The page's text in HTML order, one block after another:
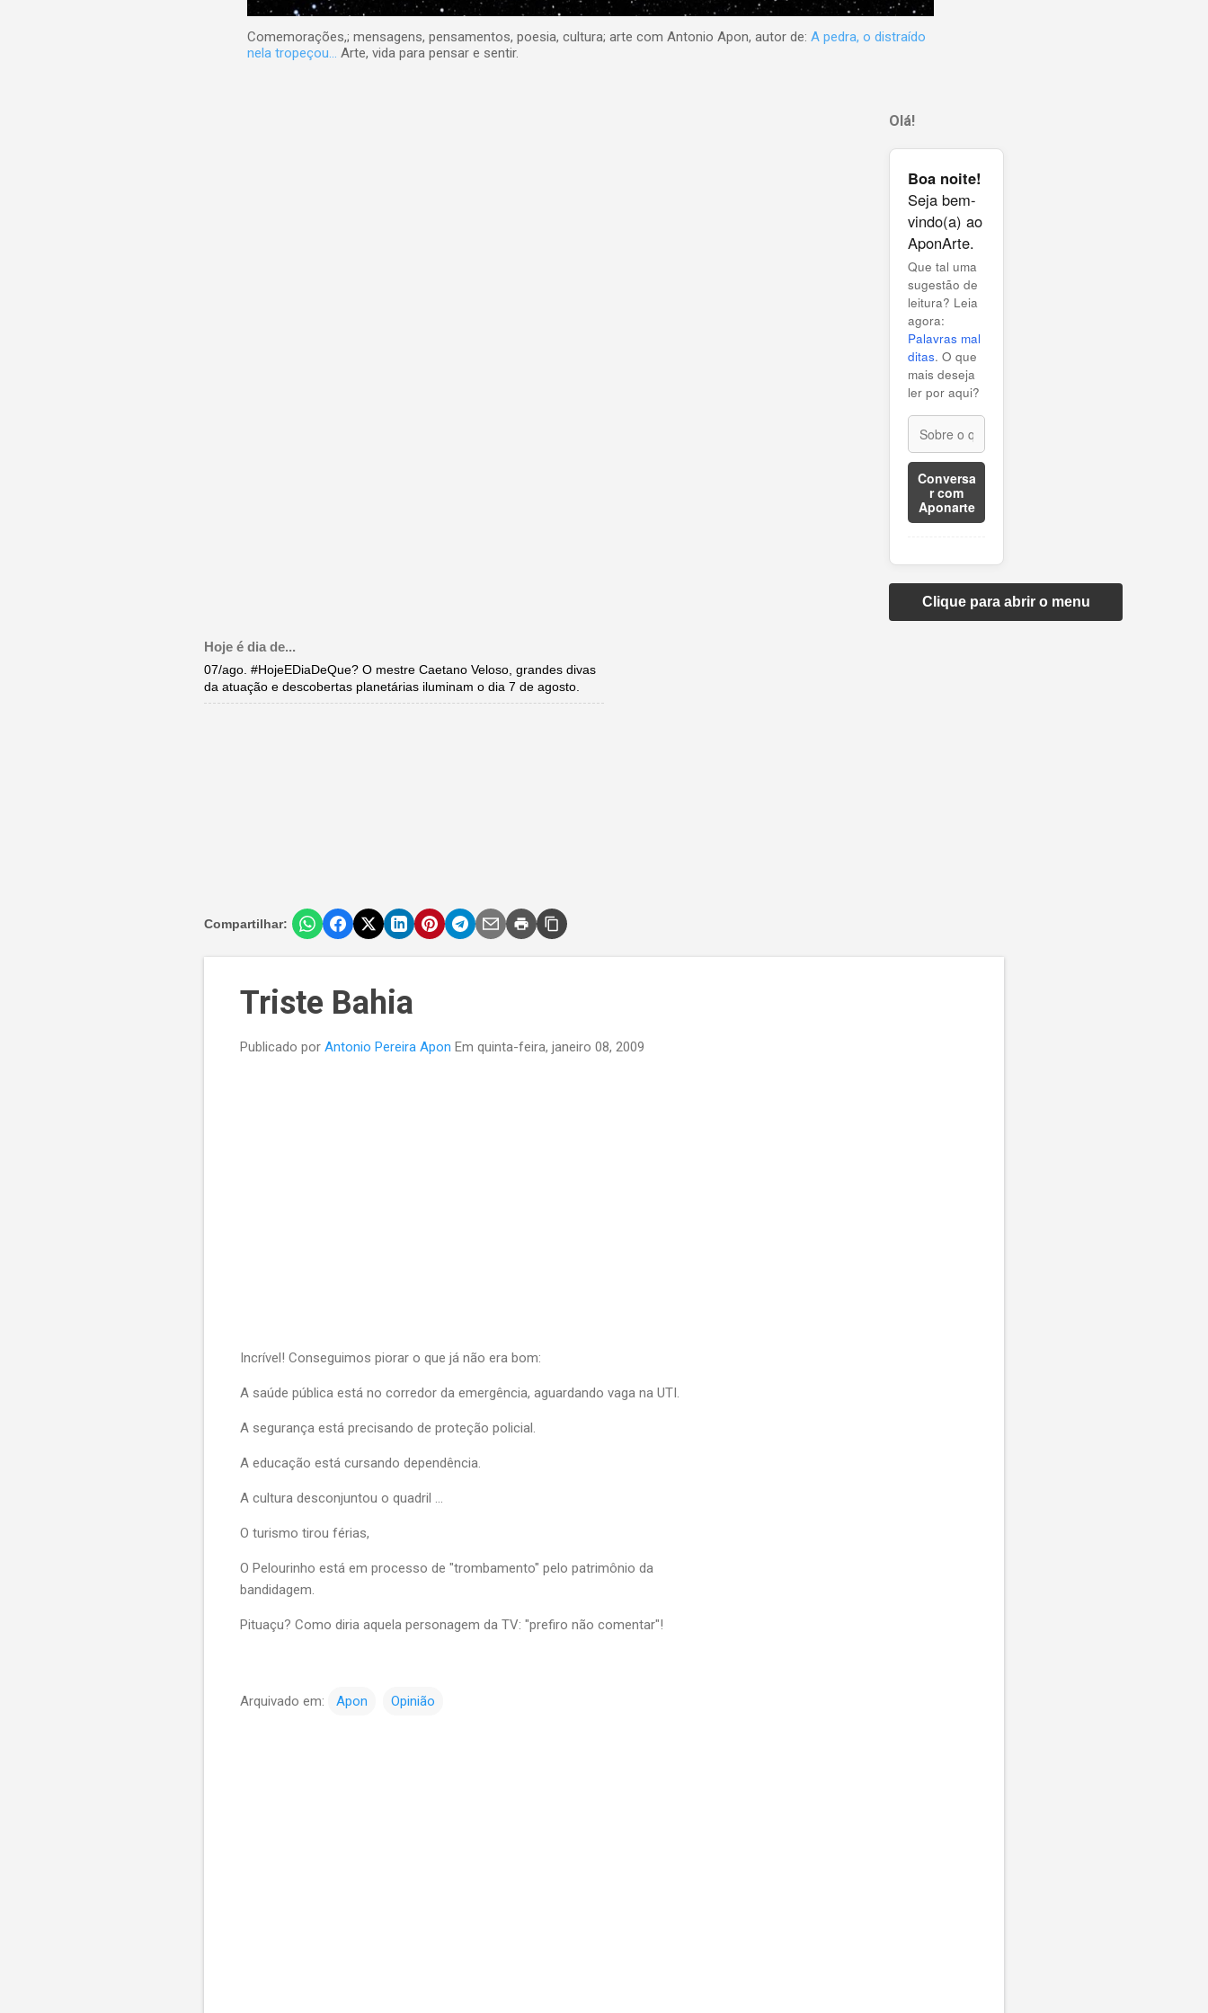
Comemorações,; mensagens, pensamentos, poesia, cultura; arte com Antonio Apon, autor de: A pedra, o distraído
nela tropeçou... Arte, vida para pensar e sentir.
Olá!
Boa noite!
Seja bem-
vindo(a) ao
AponArte.
Que tal uma
sugestão de
leitura? Leia
agora:
Palavras mal
ditas. O que
mais deseja
ler por aqui?
Conversa
r com
Aponarte
Clique para abrir o menu
Hoje é dia de...
07/ago. #HojeEDiaDeQue? O mestre Caetano Veloso, grandes divas
da atuação e descobertas planetárias iluminam o dia 7 de agosto.
Compartilhar:
Triste Bahia
Publicado por Antonio Pereira Apon Em quinta-feira, janeiro 08, 2009
Incrível! Conseguimos piorar o que já não era bom:
A saúde pública está no corredor da emergência, aguardando vaga na UTI.
A segurança está precisando de proteção policial.
A educação está cursando dependência.
A cultura desconjuntou o quadril ...
O turismo tirou férias,
O Pelourinho está em processo de "trombamento" pelo patrimônio da
bandidagem.
Pituaçu? Como diria aquela personagem da TV: "prefiro não comentar"!
Arquivado em: Apon Opinião